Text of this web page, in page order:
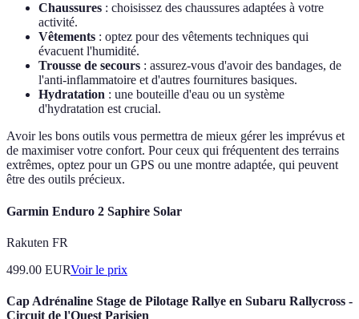
Chaussures : choisissez des chaussures adaptées à votre
activité.
Vêtements : optez pour des vêtements techniques qui
évacuent l'humidité.
Trousse de secours : assurez-vous d'avoir des bandages, de
l'anti-inflammatoire et d'autres fournitures basiques.
Hydratation : une bouteille d'eau ou un système
d'hydratation est crucial.
Avoir les bons outils vous permettra de mieux gérer les imprévus et
de maximiser votre confort. Pour ceux qui fréquentent des terrains
extrêmes, optez pour un GPS ou une montre adaptée, qui peuvent
être des outils précieux.
Garmin Enduro 2 Saphire Solar
Rakuten FR
499.00 EURVoir le prix
Cap Adrénaline Stage de Pilotage Rallye en Subaru Rallycross -
Circuit de l'Ouest Parisien